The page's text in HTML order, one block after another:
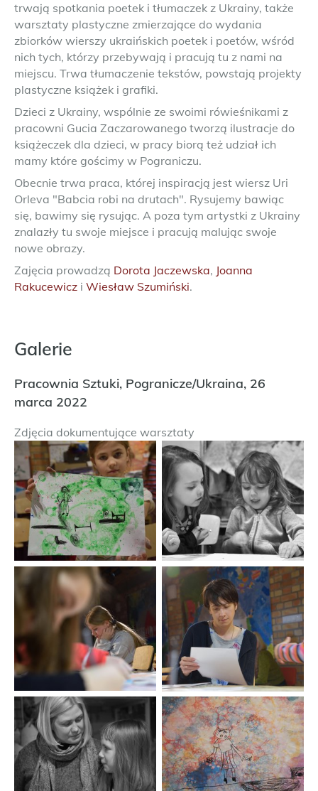
trwają spotkania poetek i tłumaczek z Ukrainy, także
warsztaty plastyczne zmierzające do wydania
zbiorków wierszy ukraińskich poetek i poetów, wśród
nich tych, którzy przebywają i pracują tu z nami na
miejscu. Trwa tłumaczenie tekstów, powstają projekty
plastyczne książek i grafiki.
Dzieci z Ukrainy, wspólnie ze swoimi rówieśnikami z
pracowni Gucia Zaczarowanego tworzą ilustracje do
książeczek dla dzieci, w pracy biorą też udział ich
mamy które gościmy w Pograniczu.
Obecnie trwa praca, której inspiracją jest wiersz Uri
Orleva "Babcia robi na drutach". Rysujemy bawiąc
się, bawimy się rysując. A poza tym artystki z Ukrainy
znalazły tu swoje miejsce i pracują malując swoje
nowe obrazy.
Zajęcia prowadzą Dorota Jaczewska, Joanna
Rakucewicz i Wiesław Szumiński.
Galerie
Pracownia Sztuki, Pogranicze/Ukraina, 26
marca 2022
Zdjęcia dokumentujące warsztaty